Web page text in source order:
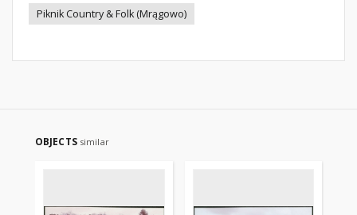
Piknik Country & Folk (Mrągowo)
OBJECTS similar